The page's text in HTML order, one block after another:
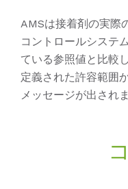
AMSは接着剤の実際
コントロールシステ
ている参照値と比較
定義された許容範囲
メッセージが出されま